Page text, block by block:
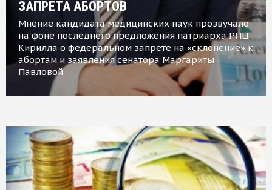
ЗАПРЕТА АБОРТОВ
Мнение кандидата медицинских наук прозвучало
на фоне последнего предложения патриарха РПЦ
Кирилла о федеральном запрете на «склонение» к
абортам и заявления сенатора Маргариты
Павловой